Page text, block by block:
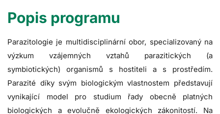
Popis programu
Parazitologie je multidisciplinární obor, specializovaný na
výzkum vzájemných vztahů parazitických (a
symbiotických) organismů s hostiteli a s prostředím.
Parazité díky svým biologickým vlastnostem představují
vynikající model pro studium řady obecně platných
biologických a evolučně ekologických zákonitostí. Na